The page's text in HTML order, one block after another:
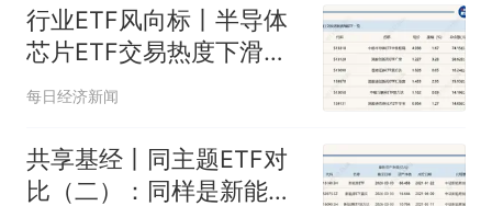
因老师一句“跟我回家”改写了
人生
行业ETF风向标丨半导体
芯片ETF交易热度下滑，
两只科创创新药ETF半日
每日经济新闻
共享基经丨同主题ETF对
比（二）：同样是新能源